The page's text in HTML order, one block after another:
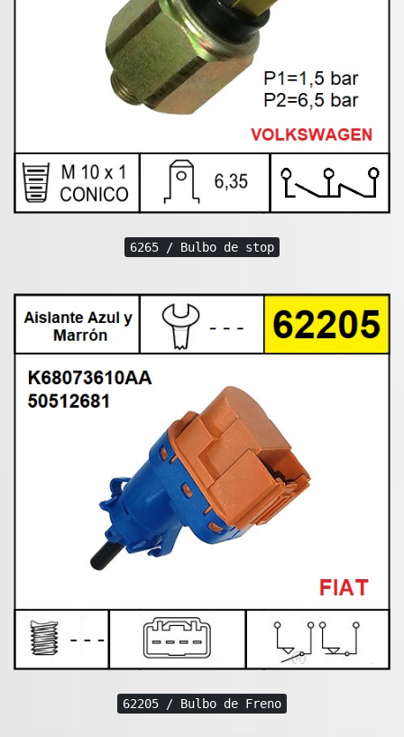
6265 / Bulbo de stop
62205 / Bulbo de Freno